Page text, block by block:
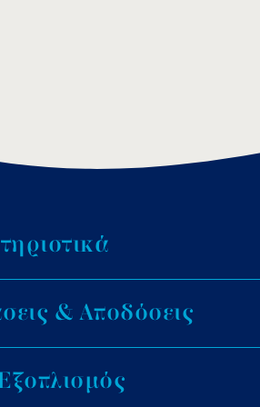
τηριστικά
ABS πλαστικό.
προστασίας: IP68.
σε φωλιά εντοιχισμού.
λευκό.
σεις & Αποδόσεις
ξοπλισμός